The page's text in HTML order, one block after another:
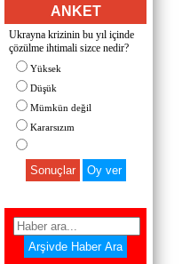
ANKET
Ukrayna krizinin bu yıl içinde
çözülme ihtimali sizce nedir?
Yüksek
Düşük
Mümkün değil
Kararsızım
Sonuçlar